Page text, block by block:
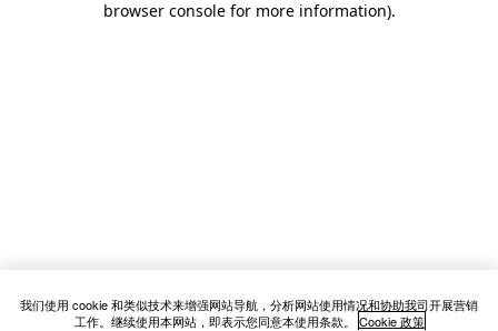
browser console for more information).
我们使用 cookie 和类似技术来增强网站导航，分析网站使用情况和协助我司开展营销
工作。继续使用本网站，即表示您同意本使用条款。 Cookie 政策